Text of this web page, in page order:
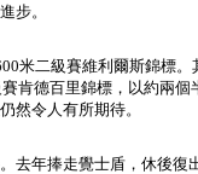
步。
米二級賽維利爾斯錦標
肯德百里錦標，以約兩個
然令人有所期待。
去年捧走覺士盾，休後復